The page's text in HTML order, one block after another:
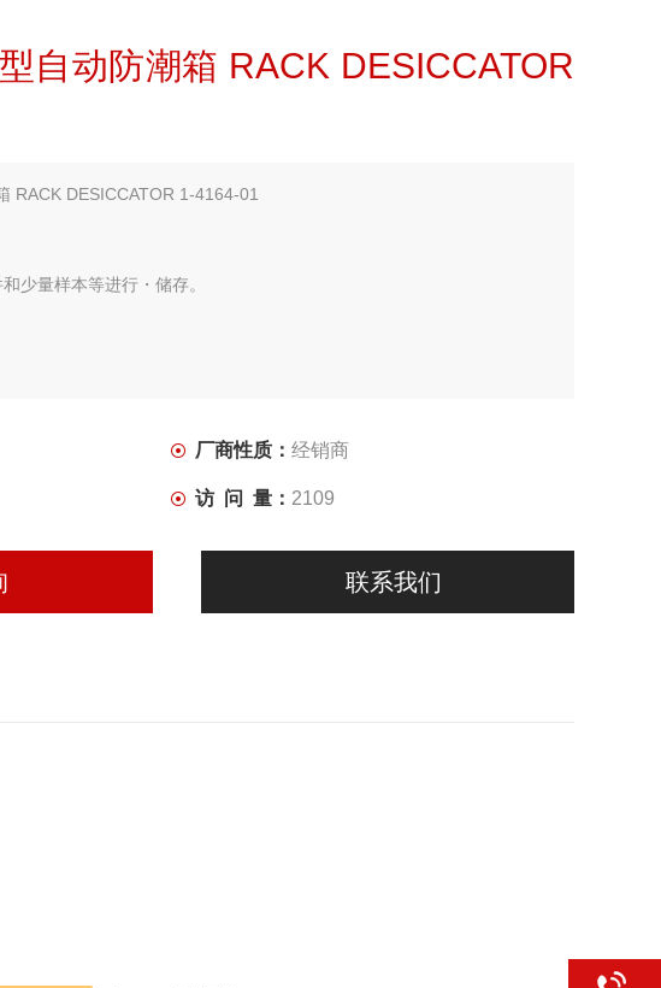
自动防潮箱 RACK DESICCATOR
RACK DESICCATOR 1-4164-01
少量样本等进行・储存。
厂商性质： 经销商
访 问 量： 2109
联系我们